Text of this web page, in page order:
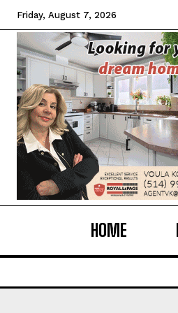
Friday, August 7, 2026
HOME